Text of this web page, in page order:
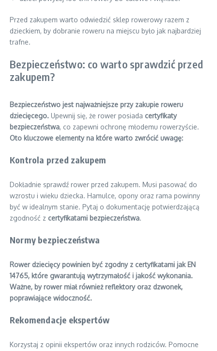
Przed zakupem warto odwiedzić sklep rowerowy razem z
dzieckiem, by dobranie roweru na miejscu było jak najbardziej
trafne.
Bezpieczeństwo: co warto sprawdzić przed
zakupem?
Bezpieczeństwo jest najważniejsze przy zakupie roweru
dziecięcego. Upewnij się, że rower posiada certyfikaty
bezpieczeństwa, co zapewni ochronę młodemu rowerzyście.
Oto kluczowe elementy na które warto zwrócić uwagę:
Kontrola przed zakupem
Dokładnie sprawdź rower przed zakupem. Musi pasować do
wzrostu i wieku dziecka. Hamulce, opony oraz rama powinny
być w idealnym stanie. Pytaj o dokumentację potwierdzającą
zgodność z certyfikatami bezpieczeństwa.
Normy bezpieczeństwa
Rower dziecięcy powinien być zgodny z certyfikatami jak EN
14765, które gwarantują wytrzymałość i jakość wykonania.
Ważne, by rower miał również reflektory oraz dzwonek,
poprawiające widoczność.
Rekomendacje ekspertów
Korzystaj z opinii ekspertów oraz innych rodziców. Pomocne